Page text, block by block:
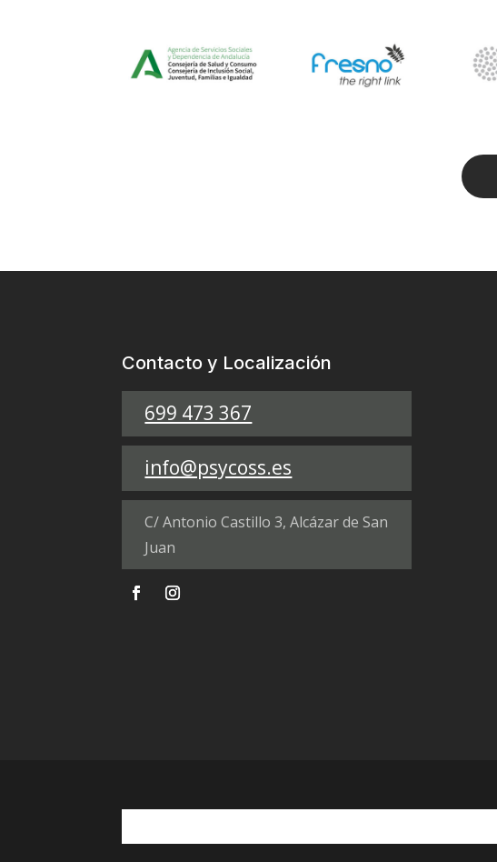
Contacto y Localización
699 473 367
info@psycoss.es
C/ Antonio Castillo 3, Alcázar de San
Juan